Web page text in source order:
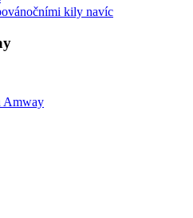
kily navíc
Amway